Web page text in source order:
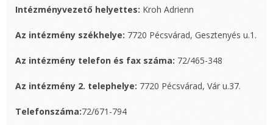
Intézményvezető helyettes: Kroh Adrienn
Az intézmény székhelye: 7720 Pécsvárad, Gesztenyés u.1.
Az intézmény telefon és fax száma: 72/465-348
Az intézmény 2. telephelye: 7720 Pécsvárad, Vár u.37.
Telefonszáma:72/671-794